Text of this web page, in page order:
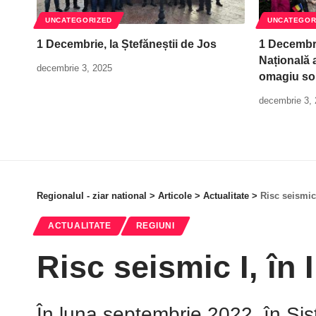
UNCATEGORIZED
1 Decembrie, la Ștefăneștii de Jos
decembrie 3, 2025
1
Națională
omagiu
decembrie 3,
Regionalul - ziar national > Articole > Actualitate > Risc
ACTUALITATE REGIUNI
Risc seismic I, în